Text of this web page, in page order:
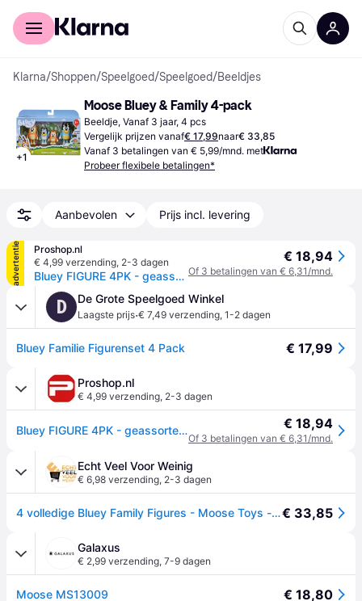
Voor shoppers
Klarna/Shoppen/Speelgoed/Speelgoed/Beeldjes
+1
Moose Bluey & Family 4-pack
Beeldje, Vanaf 3 jaar, 4 pcs
Vergelijk prijzen vanaf€ 17,99naar€ 33,85
Vanaf 3 betalingen van € 5,99/mnd. met
Probeer flexibele betalingen*
Aanbevolen Prijs incl. levering
advertentie
Proshop.nl
€ 4,99 verzending, 2-3 dagen
Bluey FIGURE 4PK - geassorteerd S1
€ 18,94
Of 3 betalingen van € 6,31/mnd.
D De Grote Speelgoed Winkel
Laagste prijs·€ 7,49 verzending, 1-2 dagen
Bluey Familie Figurenset 4 Pack € 17,99
Proshop.nl
€ 4,99 verzending, 2-3 dagen
Bluey FIGURE 4PK - geassorteerd S1 € 18,94
Of 3 betalingen van € 6,31/mnd.
Echt Veel Voor Weinig
€ 6,98 verzending, 2-3 dagen
4 volledige Bluey Family Figures - Moose Toys - van 3 jaar oud€ 33,85
Galaxus
€ 2,99 verzending, 7-9 dagen
Moose MS13009 € 18,80